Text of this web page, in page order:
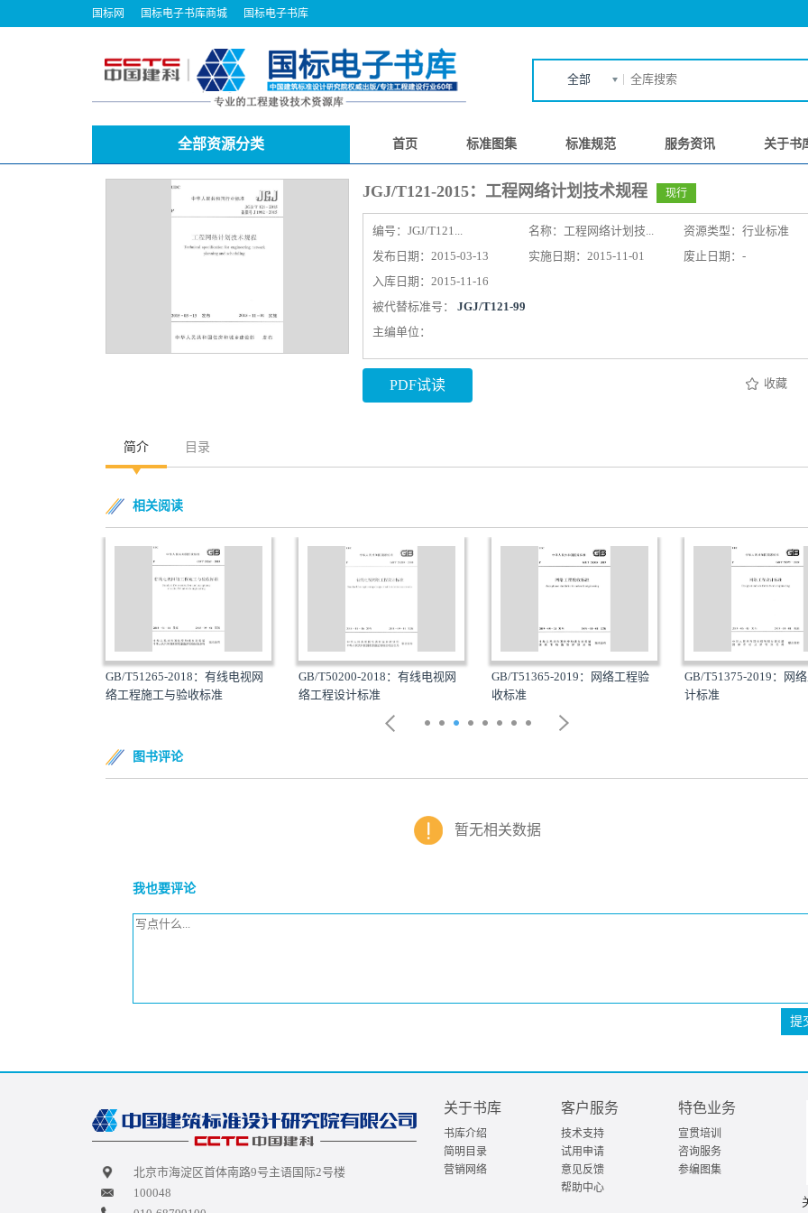
国标网 国标电子书库商城 国标电子书库
全部
全部资源分类 首页 标准图集 标准规范 服务资讯 关于书
JGJ/T121-2015：工程网络计划技术规程 现行
编号： JGJ/T121... 名称： 工程网络计划技...
资源类型：行业标准
发布日期：2015-03-13
实施日期：2015-11-01
废止日期：-
入库日期：2015-11-16
被代替标准号： JGJ/T121-99
主编单位：
PDF试读 收藏
简介 目录
相关阅读
GB/T51265-2018：有线电视网
络工程施工与验收标准
GB/T50200-2018：有线电视网
络工程设计标准
GB/T51365-2019：网络工程验
收标准
GB/T51375-2019：网
计标准
图书评论
暂无相关数据
我也要评论
提
北京市海淀区首体南路9号主语国际2号楼
100048
关于书库
书库介绍
简明目录
营销网络
客户服务
技术支持
试用申请
意见反馈
帮助中心
特色业务
宣贯培训
咨询服务
参编图集